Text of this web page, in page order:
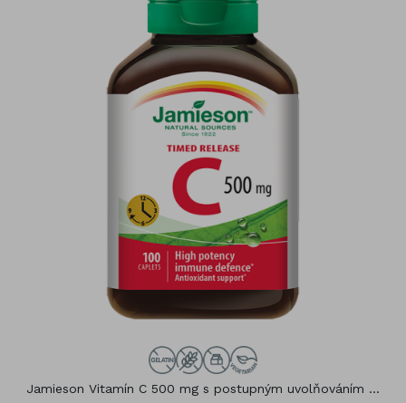
Jamieson Vitamín C 500 mg s postupným uvolňováním ...